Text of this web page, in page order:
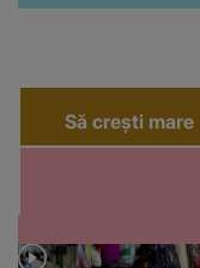
Să crești mare